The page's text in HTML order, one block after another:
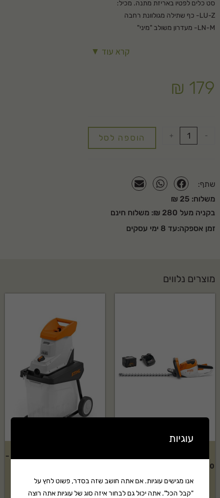
סט כלים לפטיו באריזת מתנה. מכיל:
LU-Z- כף שתילה מגולוונת רחבה
LN-M- מעדרון משולב "מיני"
קרא עוד ▼
₪ 179
-
+ הוספה לסל
שתף:
משלוח: 25 ₪
בקניה מעל 280 ₪: משלוח חינם
זמן אספקה:עד 8 ימי עסקים
מוצרים נלווים
AK10 ומטען STIHL דגם: HSA 56
בקשה להצעת מחיר
מרסקת גזם חשמלית STIHL דגם –
בקשה להצעת מחיר
עוגיות
אנו מגישים עוגיות. אם אתה חושב שזה בסדר, פשוט לחץ על
"קבל הכל". אתה יכול גם לבחור איזה סוג של עוגיות אתה רוצה